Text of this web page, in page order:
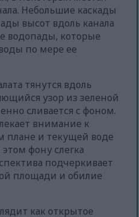
Небольшие каскады
высот вдоль канала
водопады, которые
по мере ее
тянутся вдоль
узор из зеленой
сливается с фоном.
внимание к
плане и текущей воде
фону слегка
подчеркивает
площади и обилие
как открытое